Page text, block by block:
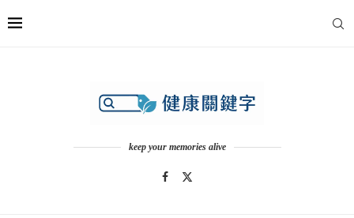
keep your memories alive